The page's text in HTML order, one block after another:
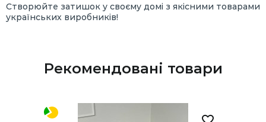
Створюйте затишок у своєму домі з якісними товарами
українських виробників!
Рекомендовані товари